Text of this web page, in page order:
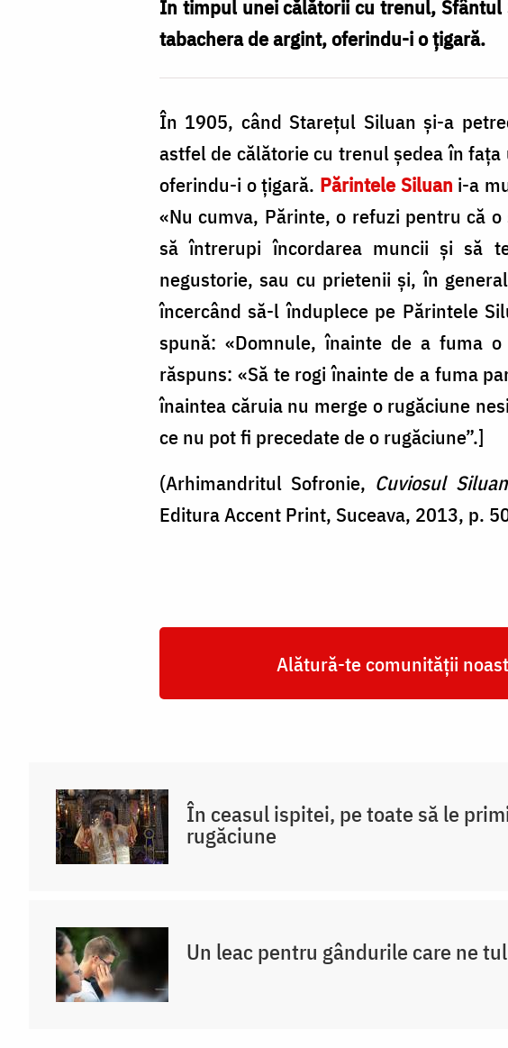
În timpul unei călătorii cu trenul, Sfântul
tabachera de argint, oferindu-i o ţigară.
În 1905, când Stareţul Siluan şi-a
astfel de călătorie cu trenul şedea în
oferindu-i o ţigară. Părintele Siluan i-a
«Nu cumva, Părinte, o refuzi pentru că
să întrerupi încordarea muncii şi să
negustorie, sau cu prietenii şi, în
încercând să-l înduplece pe Părintele
spună: «Domnule, înainte de a fuma
răspuns: «Să te rogi înainte de a fuma
înaintea căruia nu merge o rugăciune
ce nu pot fi precedate de o rugăciune”.]
(Arhimandritul Sofronie, Cuviosul
Editura Accent Print, Suceava, 2013, p.
Alătură-te comunității
În ceasul ispitei, pe toate să le
rugăciune
Un leac pentru gândurile care ne